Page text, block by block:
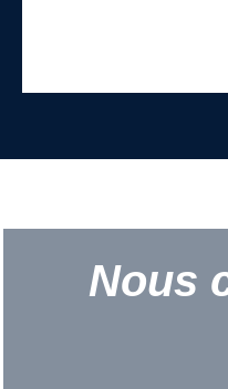
Nous